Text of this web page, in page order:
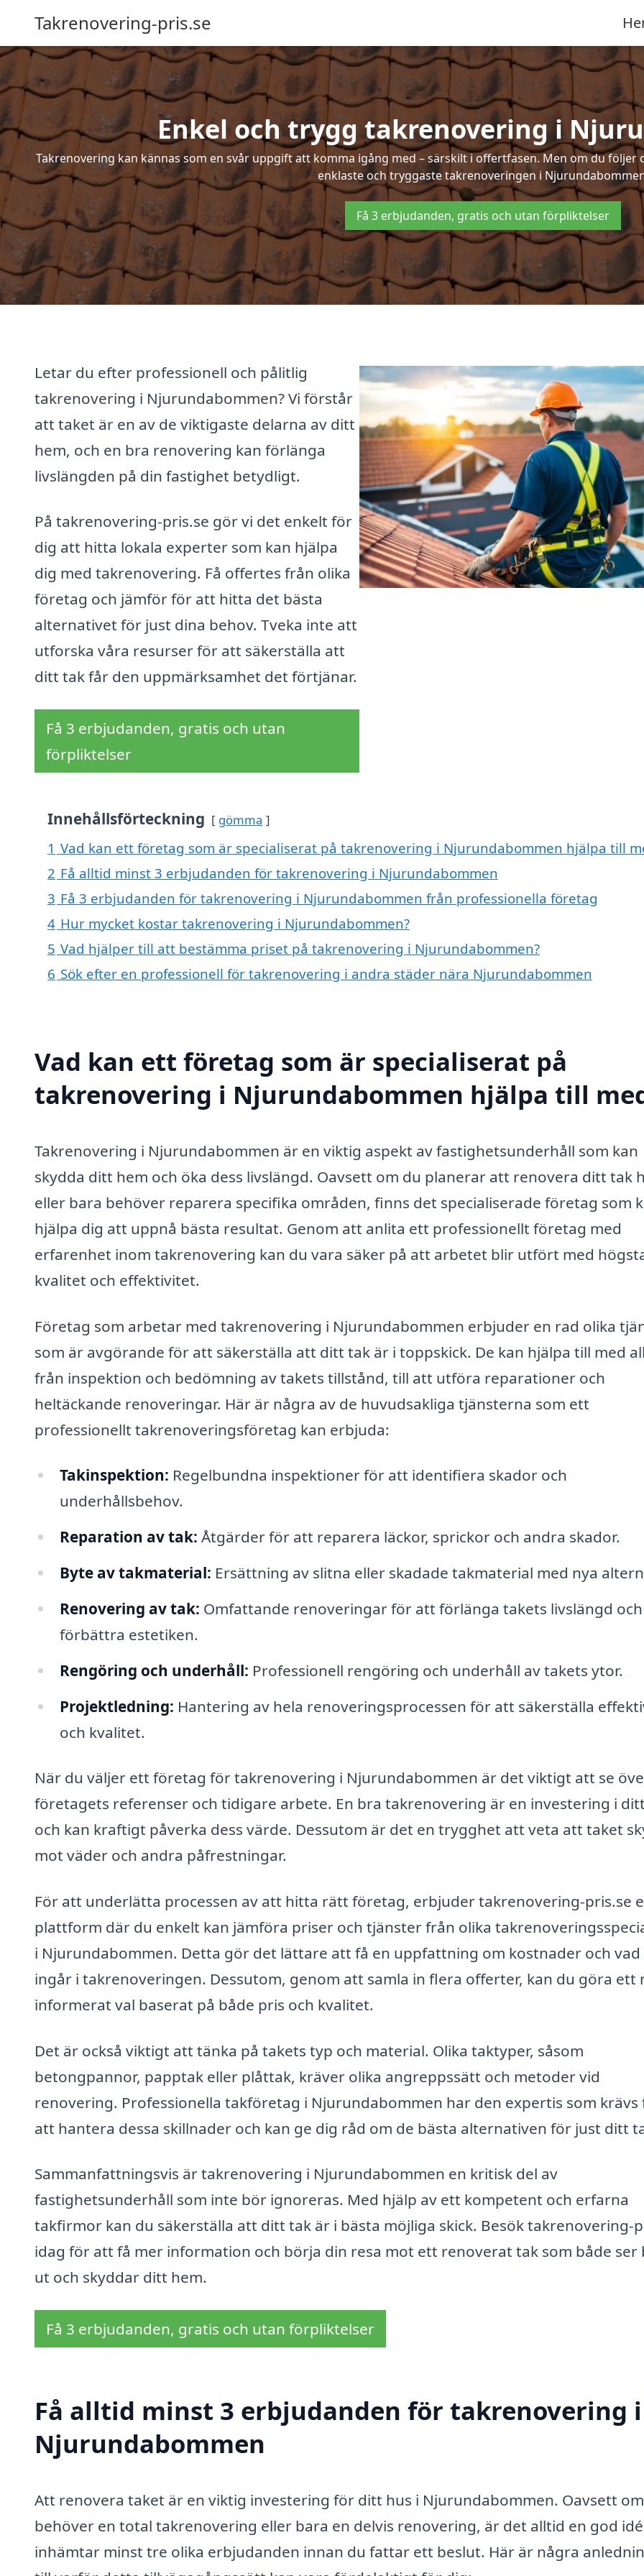
Takrenovering-pris.se
Enkel och trygg takrenovering i
Takrenovering kan kännas som en svår uppgift att komma igång med – särskilt i offertfasen. Men om du
enklaste och tryggaste takrenoveringen i
Få 3 erbjudanden, gratis och utan förpliktelser
Letar du efter professionell och pålitlig
takrenovering i Njurundabommen? Vi förstår
att taket är en av de viktigaste delarna av ditt
hem, och en bra renovering kan förlänga
livslängden på din fastighet betydligt.
På takrenovering-pris.se gör vi det enkelt för
dig att hitta lokala experter som kan hjälpa
dig med takrenovering. Få offertes från olika
företag och jämför för att hitta det bästa
alternativet för just dina behov. Tveka inte att
utforska våra resurser för att säkerställa att
ditt tak får den uppmärksamhet det förtjänar.
Få 3 erbjudanden, gratis och utan
förpliktelser
Innehållsförteckning gömma
1 Vad kan ett företag som är specialiserat på takrenovering i Njurundabommen hjälpa till
2 Få alltid minst 3 erbjudanden för takrenovering i Njurundabommen
3 Få 3 erbjudanden för takrenovering i Njurundabommen från professionella företag
4 Hur mycket kostar takrenovering i Njurundabommen?
5 Vad hjälper till att bestämma priset på takrenovering i Njurundabommen?
6 Sök efter en professionell för takrenovering i andra städer nära Njurundabommen
Vad kan ett företag som är specialiserat på
takrenovering i Njurundabommen hjälpa till
Takrenovering i Njurundabommen är en viktig aspekt av fastighetsunderhåll som kan
skydda ditt hem och öka dess livslängd. Oavsett om du planerar att renovera ditt tak
eller bara behöver reparera specifika områden, finns det specialiserade företag som
hjälpa dig att uppnå bästa resultat. Genom att anlita ett professionellt företag med
erfarenhet inom takrenovering kan du vara säker på att arbetet blir utfört med
kvalitet och effektivitet.
Företag som arbetar med takrenovering i Njurundabommen erbjuder en rad olika
som är avgörande för att säkerställa att ditt tak är i toppskick. De kan hjälpa till med
från inspektion och bedömning av takets tillstånd, till att utföra reparationer och
heltäckande renoveringar. Här är några av de huvudsakliga tjänsterna som ett
professionellt takrenoveringsföretag kan erbjuda:
Takinspektion: Regelbundna inspektioner för att identifiera skador och
underhållsbehov.
Reparation av tak: Åtgärder för att reparera läckor, sprickor och andra skador.
Byte av takmaterial: Ersättning av slitna eller skadade takmaterial med nya
Renovering av tak: Omfattande renoveringar för att förlänga takets livslängd och
förbättra estetiken.
Rengöring och underhåll: Professionell rengöring och underhåll av takets ytor.
Projektledning: Hantering av hela renoveringsprocessen för att säkerställa
och kvalitet.
När du väljer ett företag för takrenovering i Njurundabommen är det viktigt att se
företagets referenser och tidigare arbete. En bra takrenovering är en investering i
och kan kraftigt påverka dess värde. Dessutom är det en trygghet att veta att taket
mot väder och andra påfrestningar.
För att underlätta processen av att hitta rätt företag, erbjuder takrenovering-pris.se
plattform där du enkelt kan jämföra priser och tjänster från olika
i Njurundabommen. Detta gör det lättare att få en uppfattning om kostnader och vad
ingår i takrenoveringen. Dessutom, genom att samla in flera offerter, kan du göra ett
informerat val baserat på både pris och kvalitet.
Det är också viktigt att tänka på takets typ och material. Olika taktyper, såsom
betongpannor, papptak eller plåttak, kräver olika angreppssätt och metoder vid
renovering. Professionella takföretag i Njurundabommen har den expertis som krävs
att hantera dessa skillnader och kan ge dig råd om de bästa alternativen för just ditt
Sammanfattningsvis är takrenovering i Njurundabommen en kritisk del av
fastighetsunderhåll som inte bör ignoreras. Med hjälp av ett kompetent och erfarna
takfirmor kan du säkerställa att ditt tak är i bästa möjliga skick. Besök takrenovering-
idag för att få mer information och börja din resa mot ett renoverat tak som både ser
ut och skyddar ditt hem.
Få 3 erbjudanden, gratis och utan förpliktelser
Få alltid minst 3 erbjudanden för takrenovering i
Njurundabommen
Att renovera taket är en viktig investering för ditt hus i Njurundabommen. Oavsett
behöver en total takrenovering eller bara en delvis renovering, är det alltid en god
inhämtar minst tre olika erbjudanden innan du fattar ett beslut. Här är några